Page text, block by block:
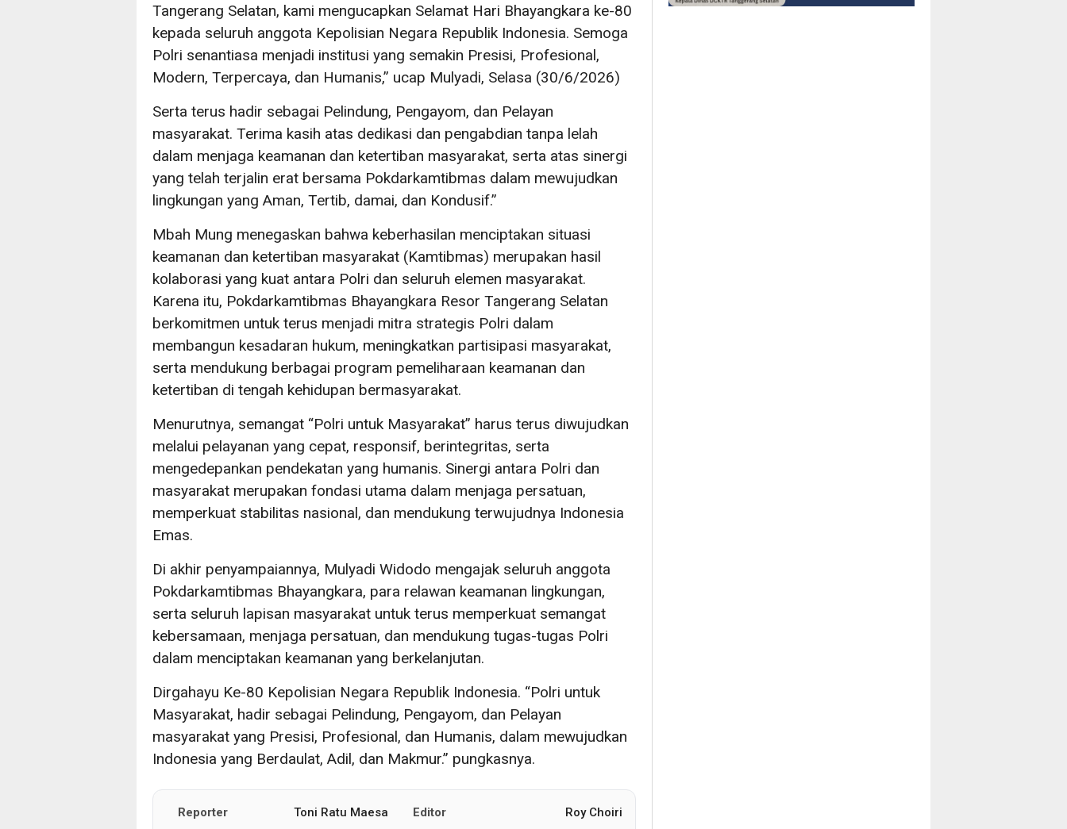
Tangerang Selatan, kami mengucapkan Selamat Hari Bhayangkara ke-80
kepada seluruh anggota Kepolisian Negara Republik Indonesia. Semoga
Polri senantiasa menjadi institusi yang semakin Presisi, Profesional,
Modern, Terpercaya, dan Humanis,” ucap Mulyadi, Selasa (30/6/2026)
Serta terus hadir sebagai Pelindung, Pengayom, dan Pelayan
masyarakat. Terima kasih atas dedikasi dan pengabdian tanpa lelah
dalam menjaga keamanan dan ketertiban masyarakat, serta atas sinergi
yang telah terjalin erat bersama Pokdarkamtibmas dalam mewujudkan
lingkungan yang Aman, Tertib, damai, dan Kondusif.”
Mbah Mung menegaskan bahwa keberhasilan menciptakan situasi
keamanan dan ketertiban masyarakat (Kamtibmas) merupakan hasil
kolaborasi yang kuat antara Polri dan seluruh elemen masyarakat.
Karena itu, Pokdarkamtibmas Bhayangkara Resor Tangerang Selatan
berkomitmen untuk terus menjadi mitra strategis Polri dalam
membangun kesadaran hukum, meningkatkan partisipasi masyarakat,
serta mendukung berbagai program pemeliharaan keamanan dan
ketertiban di tengah kehidupan bermasyarakat.
Menurutnya, semangat “Polri untuk Masyarakat” harus terus diwujudkan
melalui pelayanan yang cepat, responsif, berintegritas, serta
mengedepankan pendekatan yang humanis. Sinergi antara Polri dan
masyarakat merupakan fondasi utama dalam menjaga persatuan,
memperkuat stabilitas nasional, dan mendukung terwujudnya Indonesia
Emas.
Di akhir penyampaiannya, Mulyadi Widodo mengajak seluruh anggota
Pokdarkamtibmas Bhayangkara, para relawan keamanan lingkungan,
serta seluruh lapisan masyarakat untuk terus memperkuat semangat
kebersamaan, menjaga persatuan, dan mendukung tugas-tugas Polri
dalam menciptakan keamanan yang berkelanjutan.
Dirgahayu Ke-80 Kepolisian Negara Republik Indonesia. “Polri untuk
Masyarakat, hadir sebagai Pelindung, Pengayom, dan Pelayan
masyarakat yang Presisi, Profesional, dan Humanis, dalam mewujudkan
Indonesia yang Berdaulat, Adil, dan Makmur.” pungkasnya.
Reporter Toni Ratu Maesa Editor Roy Choiri